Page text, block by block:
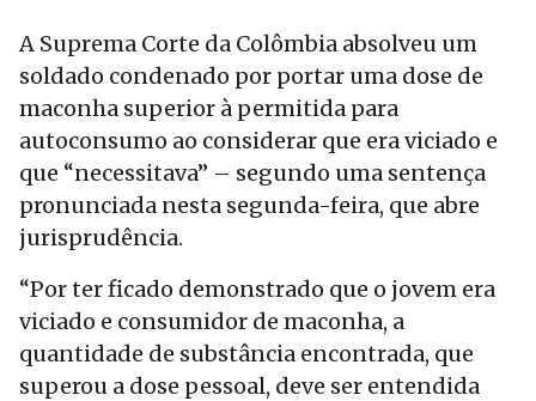
A Suprema Corte da Colômbia absolveu um
soldado condenado por portar uma dose de
maconha superior à permitida para
autoconsumo ao considerar que era viciado e
que “necessitava” – segundo uma sentença
pronunciada nesta segunda-feira, que abre
jurisprudência.
“Por ter ficado demonstrado que o jovem era
viciado e consumidor de maconha, a
quantidade de substância encontrada, que
superou a dose pessoal, deve ser entendida